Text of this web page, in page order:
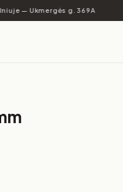
— Ukmergės g. 369A